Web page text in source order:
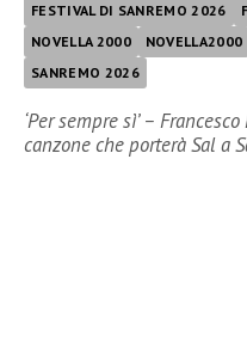
FESTIVAL DI SANREMO 2026
NOVELLA 2000
NOVELLA2000
SANREMO 2026
‘Per sempre sì’ –
canzone che porterà Sal a